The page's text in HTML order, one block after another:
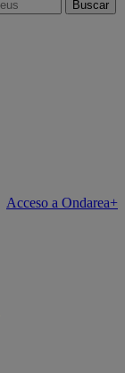
Acceso a Ondarea+